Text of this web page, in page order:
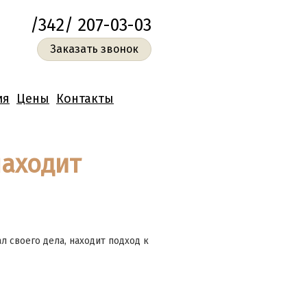
/342/ 207-03-03
Заказать звонок
Цены Контакты
своего дела, находит подход к